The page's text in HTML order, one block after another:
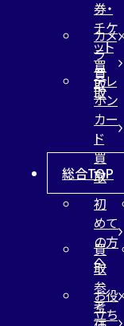
券・
チケ
ット
買
取
カメ
ラ
買
取
テレ
ホン
カー
ド
買
取
総合TOP
初
めて
の方
へ
買
取
参
考
お役
立ち